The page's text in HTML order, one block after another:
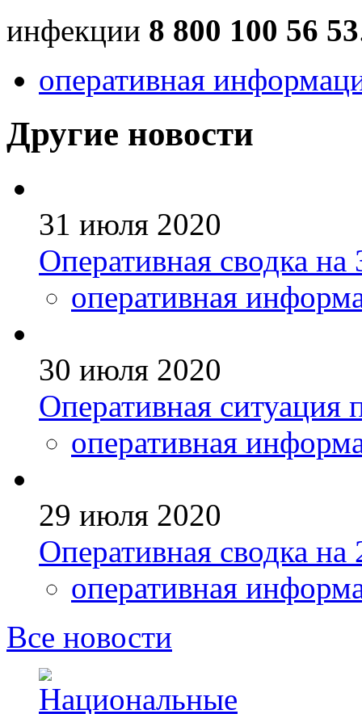
инфекции 8 800 100 56 53
оперативная
Другие новости
31 июля 2020
Оперативная сводка
оперативная
30 июля 2020
Оперативная ситуация
оперативная
29 июля 2020
Оперативная сводка
оперативная
Все новости